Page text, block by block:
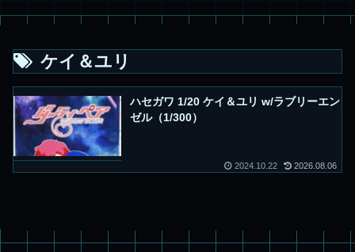
ケイ＆ユリ
ハセガワ 1/20 ケイ＆ユリ w/ラブリーエン
ゼル（1/300）
2024.10.22 2026.08.06